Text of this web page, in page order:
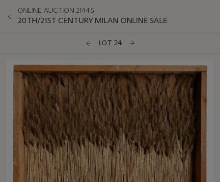
ONLINE AUCTION 21445
20TH/21ST CENTURY MILAN ONLINE SALE
LOT 24